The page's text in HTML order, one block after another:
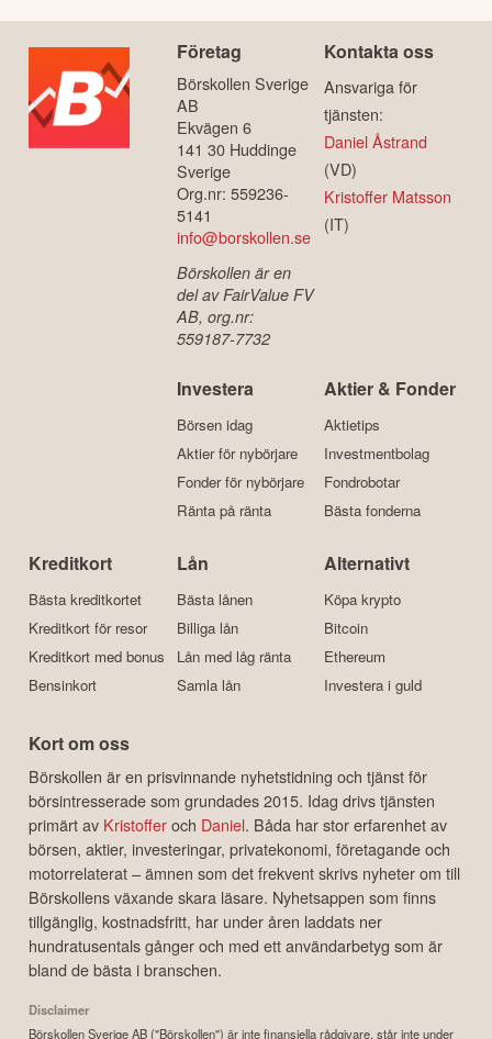
Företag
Börskollen Sverige
AB
Ekvägen 6
141 30 Huddinge
Sverige
Org.nr: 559236-
5141
info@borskollen.se
Börskollen är en
del av FairValue FV
AB, org.nr:
559187-7732
Kontakta oss
Ansvariga för
tjänsten:
Daniel Åstrand
(VD)
Kristoffer Matsson
(IT)
Investera
Börsen idag
Aktier för nybörjare
Fonder för nybörjare
Ränta på ränta
Aktier & Fonder
Aktietips
Investmentbolag
Fondrobotar
Bästa fonderna
Kreditkort
Bästa kreditkortet
Kreditkort för resor
Kreditkort med bonus
Bensinkort
Lån
Bästa lånen
Billiga lån
Lån med låg ränta
Samla lån
Alternativt
Köpa krypto
Bitcoin
Ethereum
Investera i guld
Kort om oss
Börskollen är en prisvinnande nyhetstidning och tjänst för
börsintresserade som grundades 2015. Idag drivs tjänsten
primärt av Kristofferoch Daniel. Båda har stor erfarenhet av
börsen, aktier, investeringar, privatekonomi, företagande och
motorrelaterat – ämnen som det frekvent skrivs nyheter om till
Börskollens växande skara läsare. Nyhetsappen som finns
tillgänglig, kostnadsfritt, har under åren laddats ner
hundratusentals gånger och med ett användarbetyg som är
bland de bästa i branschen.
Disclaimer
Börskollen Sverige AB ("Börskollen") är inte finansiella rådgivare, står inte under